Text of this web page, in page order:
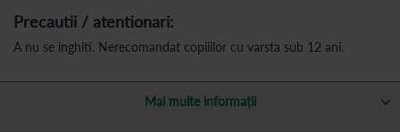
Precautii / atentionari:
A nu se inghiti. Nerecomandat copiiilor cu varsta sub 12 ani.
Mai multe informații